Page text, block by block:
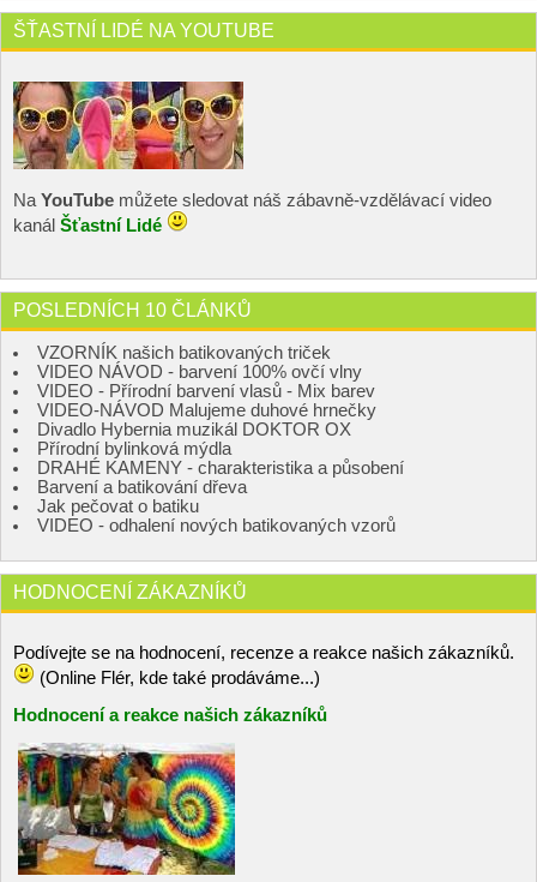
ŠŤASTNÍ LIDÉ NA YOUTUBE
NaYouTube můžete sledovat náš zábavně-vzdělávací video
kanál Šťastní Lidé
POSLEDNÍCH 10 ČLÁNKŮ
VZORNÍK našich batikovaných triček
VIDEO NÁVOD - barvení 100% ovčí vlny
VIDEO - Přírodní barvení vlasů - Mix barev
VIDEO-NÁVOD Malujeme duhové hrnečky
Divadlo Hybernia muzikál DOKTOR OX
Přírodní bylinková mýdla
DRAHÉ KAMENY - charakteristika a působení
Barvení a batikování dřeva
Jak pečovat o batiku
VIDEO - odhalení nových batikovaných vzorů
HODNOCENÍ ZÁKAZNÍKŮ
Podívejte se na hodnocení, recenze a reakce našich zákazníků.
(Online Flér, kde také prodáváme...)
Hodnocení a reakce našich zákazníků